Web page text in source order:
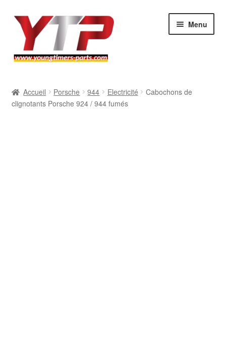
Aller
navigation
Aller
contenu
Menu
BMW
Accueil Porsche 944 Electricité
Cabochons de
clignotants Porsche 924 / 944 fumés